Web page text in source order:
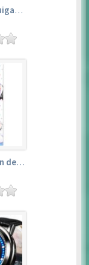
Taie d’oreiller yuigahama yui (50cm×150cm) – yahari ore no seishun love comedy wa machigatteiru. zoku
Serviette de bain de rem (120×60cm) – re:zero kara hajimeru isekai seikatsu